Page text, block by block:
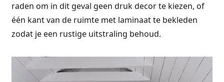
raden om in dit geval geen druk decor te kiezen, of
één kant van de ruimte met laminaat te bekleden
zodat je een rustige uitstraling behoud.